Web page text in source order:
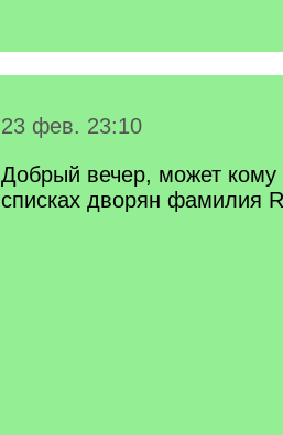
23 фев. 23:10
Добрый вечер, может кому
списках дворян фамилия